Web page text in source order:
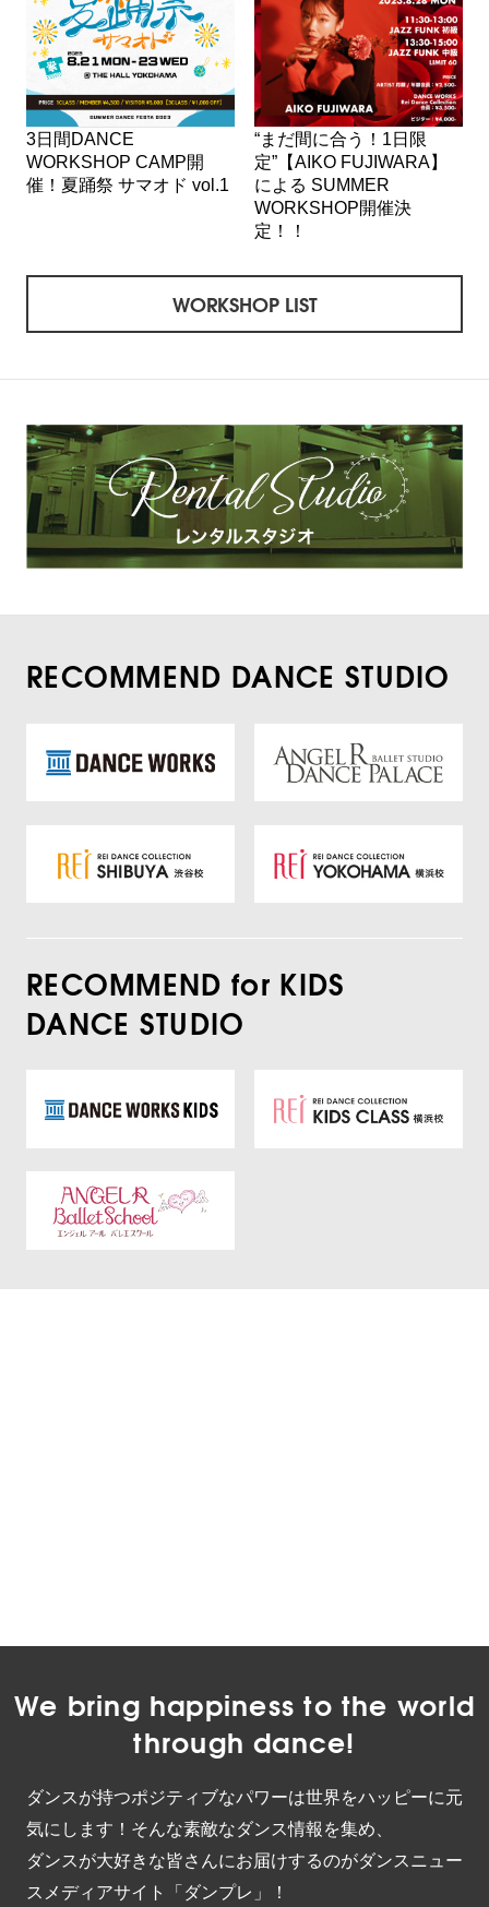
3日間DANCE
WORKSHOP CAMP開
催！夏踊祭 サマオド vol.1
“まだ間に合う！1日限
定”【AIKO FUJIWARA】
による SUMMER
WORKSHOP開催決
定！！
WORKSHOP LIST
RECOMMEND DANCE STUDIO
RECOMMEND for KIDS
DANCE STUDIO
We bring happiness to the world
through dance!
ダンスが持つポジティブなパワーは世界をハッピーに元
気にします！そんな素敵なダンス情報を集め、
ダンスが大好きな皆さんにお届けするのがダンスニュー
スメディアサイト「ダンプレ」！